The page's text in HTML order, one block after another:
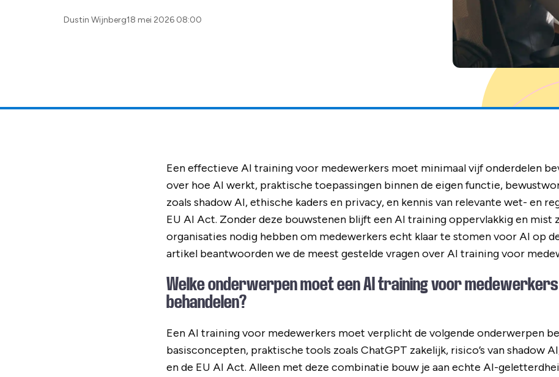
Posted
Dustin Wijnberg18 mei 2026 08:00
Een effectieve AI training voor medewerkers moet minimaal vijf onderdelen
over hoe AI werkt, praktische toepassingen binnen de eigen functie,
zoals shadow AI, ethische kaders en privacy, en kennis van relevante wet- en
EU AI Act. Zonder deze bouwstenen blijft een AI training oppervlakkig en mist
organisaties nodig hebben om medewerkers echt klaar te stomen voor AI op
artikel beantwoorden we de meest gestelde vragen over AI training voor
Welke onderwerpen moet een AI training voor
behandelen?
Een AI training voor medewerkers moet verplicht de volgende onderwerpen
basisconcepten, praktische tools zoals ChatGPT zakelijk, risico’s van shadow
en de EU AI Act. Alleen met deze combinatie bouw je aan echte AI-